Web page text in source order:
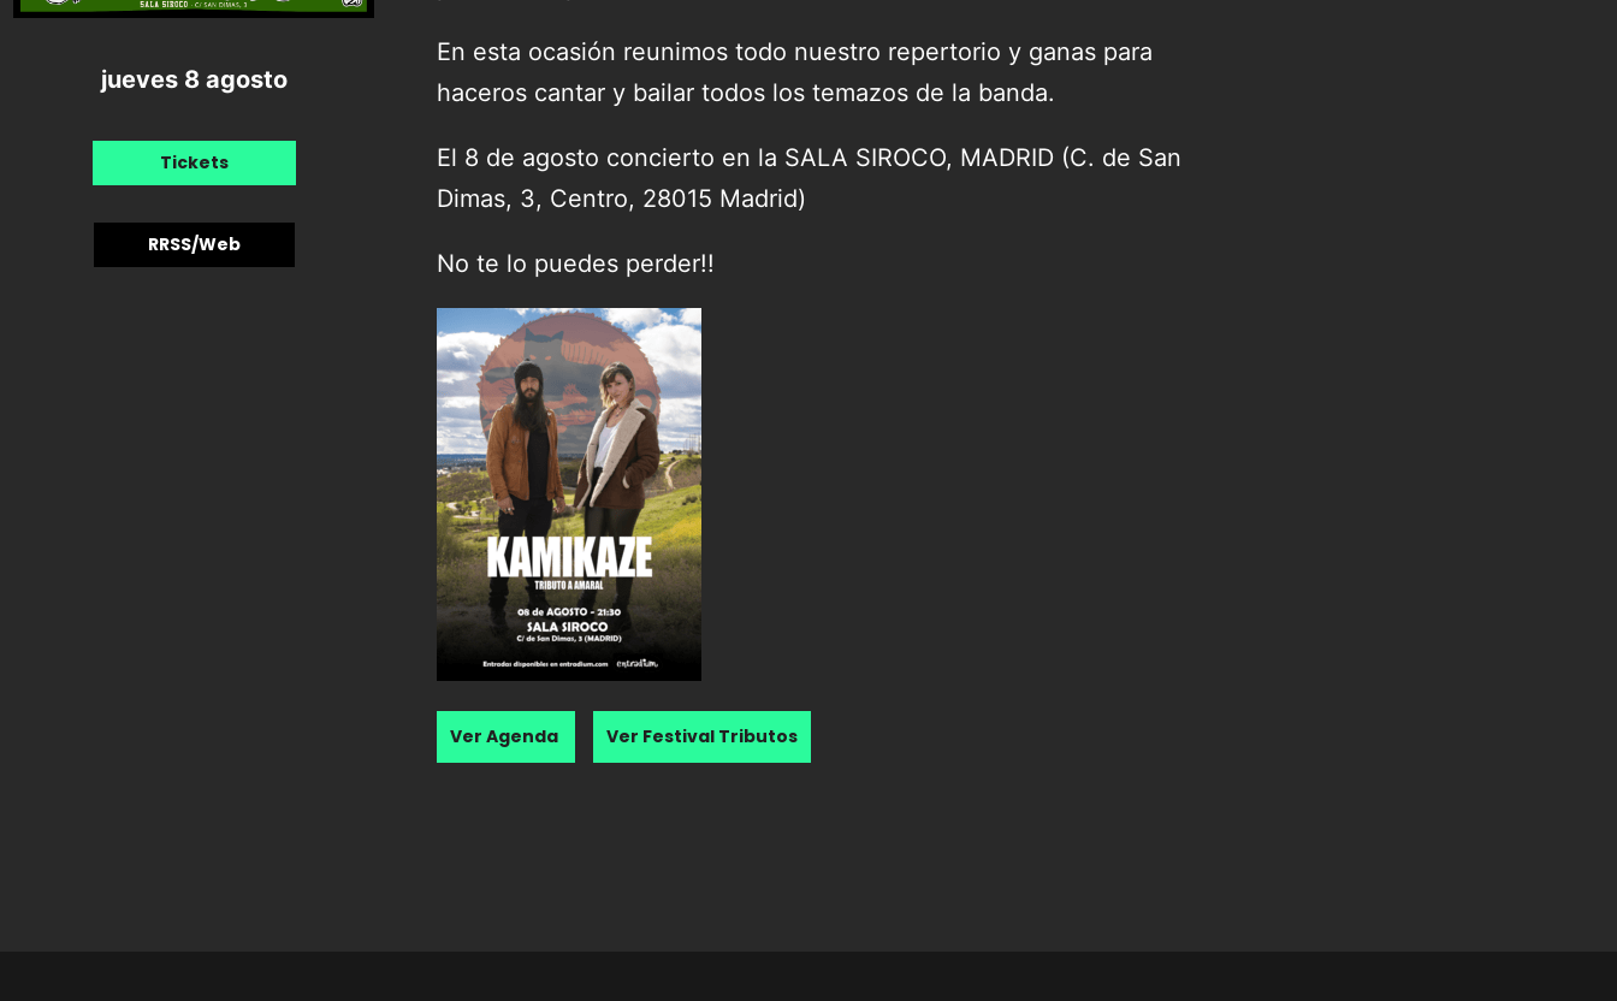
jueves 8 agosto
Tickets
RRSS/Web
En esta ocasión reunimos todo nuestro repertorio y ganas para
haceros cantar y bailar todos los temazos de la banda.
El 8 de agosto concierto en la SALA SIROCO, MADRID (C. de San
Dimas, 3, Centro, 28015 Madrid)
No te lo puedes perder!!
Ver Agenda Ver Festival Tributos